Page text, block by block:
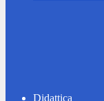
Didattica